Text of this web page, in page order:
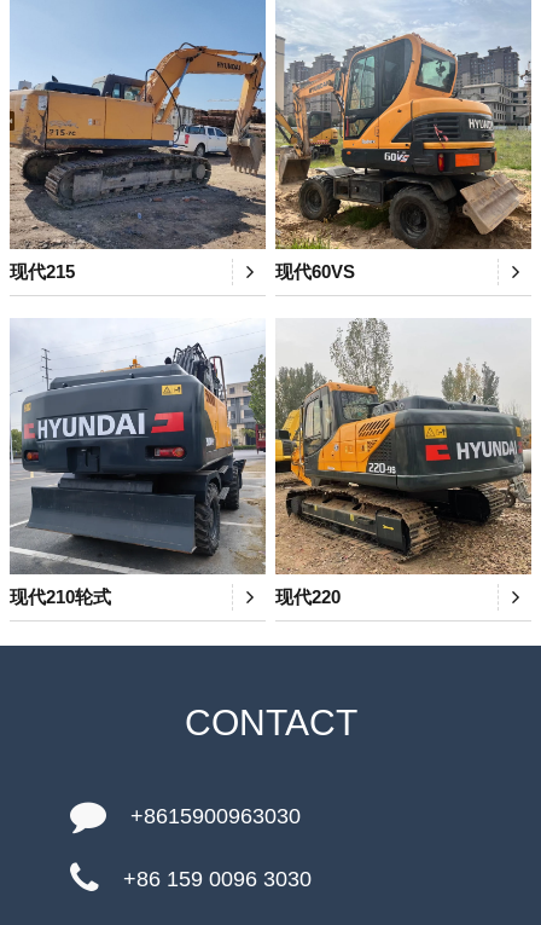
现代215 现代60VS
现代210轮式 现代220
CONTACT
+8615900963030
+86 159 0096 3030